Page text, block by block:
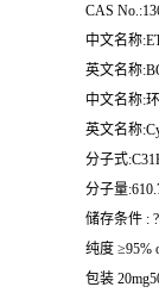
CAS
中文名称
英文名称
中文名称:
英文名称
分子式
分子量
储存条件 :
纯度 ≥95%
包装